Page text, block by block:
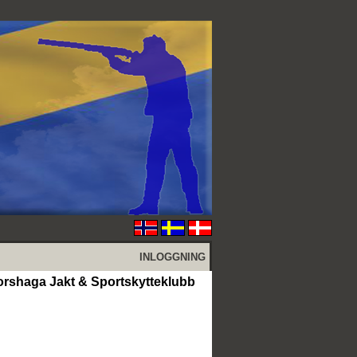
INLOGGNING
Jakt & Sportskytteklubb